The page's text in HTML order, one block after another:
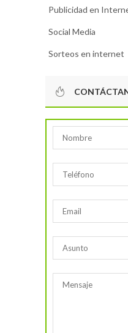
Publicidad en
Social Media
Sorteos en internet